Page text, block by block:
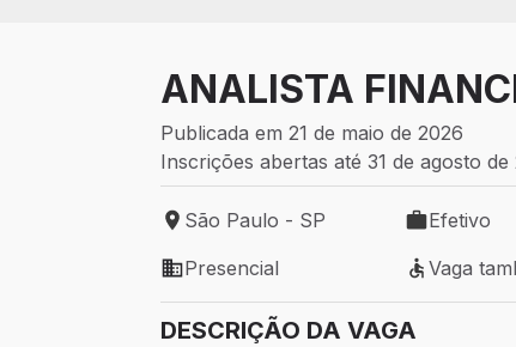
ANALISTA
Publicada em 21 de maio de 2026
Inscrições abertas até 31 de agosto de
Local de trabalho: São Paulo - SP
São Paulo - SP
Tipo de
Efetivo
Modelo de trabalho: Presencial
Presencial
Vaga
Vaga
DESCRIÇÃO DA VAGA